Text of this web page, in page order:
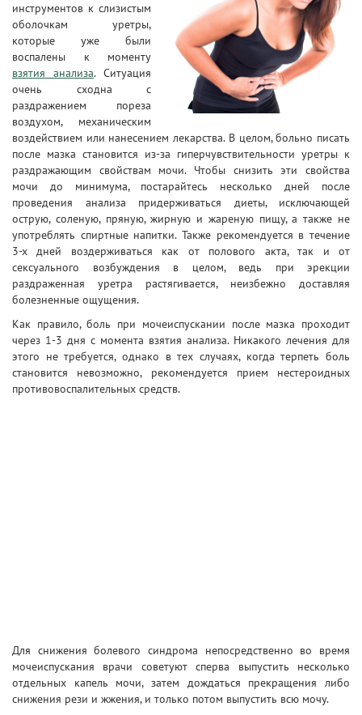
инструментов к слизистым
оболочкам уретры,
которые уже были
воспалены к моменту
взятия анализа. Ситуация
очень сходна с
раздражением пореза
воздухом, механическим
воздействием или нанесением лекарства. В целом, больно писать
после мазка становится из-за гиперчувствительности уретры к
раздражающим свойствам мочи. Чтобы снизить эти свойства
мочи до минимума, постарайтесь несколько дней после
проведения анализа придерживаться диеты, исключающей
острую, соленую, пряную, жирную и жареную пищу, а также не
употреблять спиртные напитки. Также рекомендуется в течение
3-х дней воздерживаться как от полового акта, так и от
сексуального возбуждения в целом, ведь при эрекции
раздраженная уретра растягивается, неизбежно доставляя
болезненные ощущения.
Как правило, боль при мочеиспускании после мазка проходит
через 1-3 дня с момента взятия анализа. Никакого лечения для
этого не требуется, однако в тех случаях, когда терпеть боль
становится невозможно, рекомендуется прием нестероидных
противовоспалительных средств.
Для снижения болевого синдрома непосредственно во время
мочеиспускания врачи советуют сперва выпустить несколько
отдельных капель мочи, затем дождаться прекращения либо
снижения рези и жжения, и только потом выпустить всю мочу.